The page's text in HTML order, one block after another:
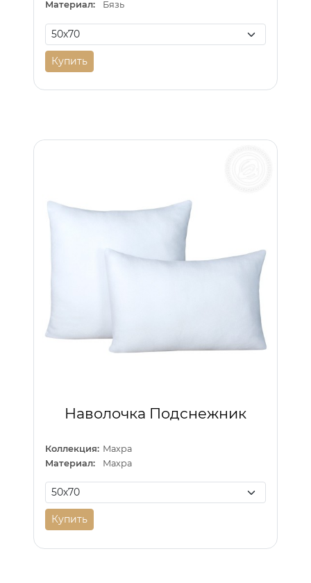
Материал: Бязь
Купить
Наволочка Подснежник
Коллекция: Махра
Материал:
Махра
Купить